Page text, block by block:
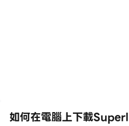
如何在電腦上下載